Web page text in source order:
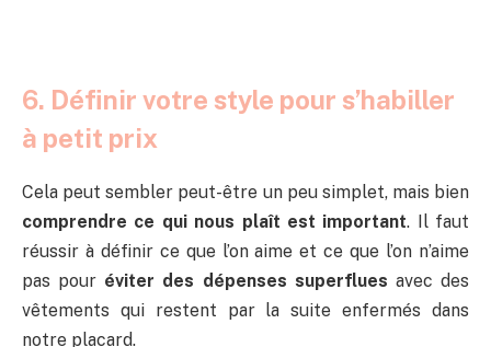
6. Définir votre style pour s’habiller
à petit prix
Cela peut sembler peut-être un peu simplet, mais bien
comprendre ce qui nous plaît est important. Il faut
réussir à définir ce que l’on aime et ce que l’on n’aime
pas pour éviter des dépenses superflues avec des
vêtements qui restent par la suite enfermés dans
notre placard.